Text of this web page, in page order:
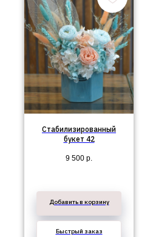
Стабилизированный
букет 42
9 500 р.
Добавить в корзину
Быстрый заказ